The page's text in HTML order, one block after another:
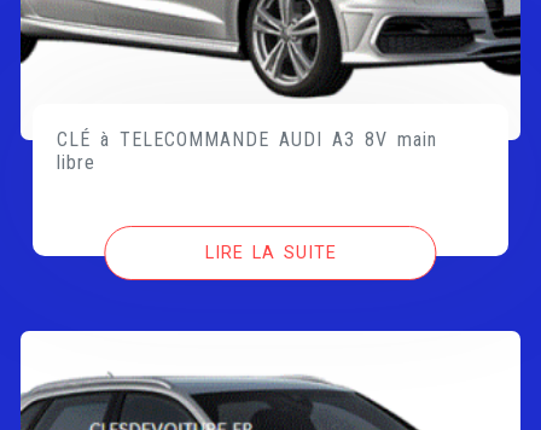
CLÉ à TELECOMMANDE AUDI A3 8V main
libre
LIRE LA SUITE